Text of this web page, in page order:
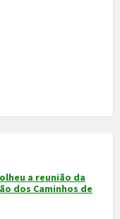
a reunião da
dos Caminhos de